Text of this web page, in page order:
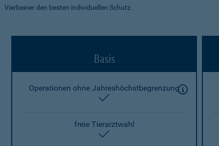
Vierbeiner den besten individuellen Schutz.
Basis
Operationen ohne Jahreshöchstbegrenzung
freie Tierarztwahl